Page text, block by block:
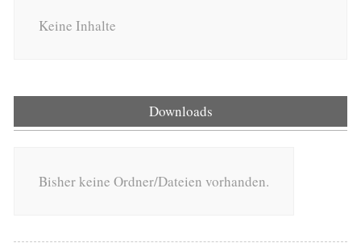
Keine Inhalte
Downloads
Bisher keine Ordner/Dateien vorhanden.